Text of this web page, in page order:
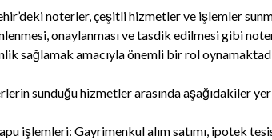
noterler, çeşitli hizmetler ve işlemler
onaylanması ve tasdik edilmesi gibi
sağlamak amacıyla önemli bir rol
sunduğu hizmetler arasında aşağıdakiler
işlemleri: Gayrimenkul alım satımı, ipotek